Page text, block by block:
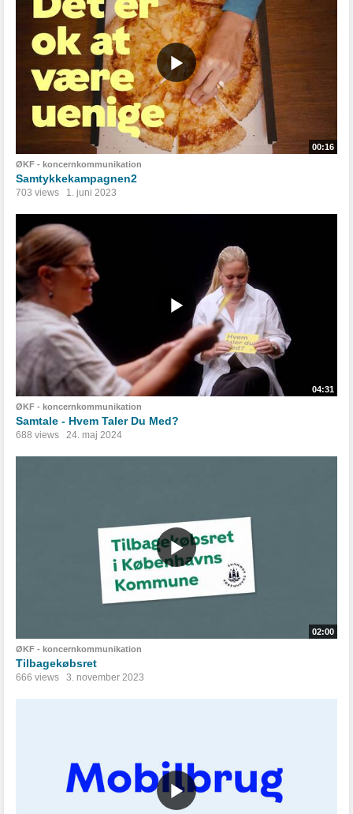
00:16
ØKF - koncernkommunikation
Samtykkekampagnen2
703 views 1. juni 2023
04:31
ØKF - koncernkommunikation
Samtale - Hvem Taler Du Med?
688 views 24. maj 2024
02:00
ØKF - koncernkommunikation
Tilbagekøbsret
666 views 3. november 2023